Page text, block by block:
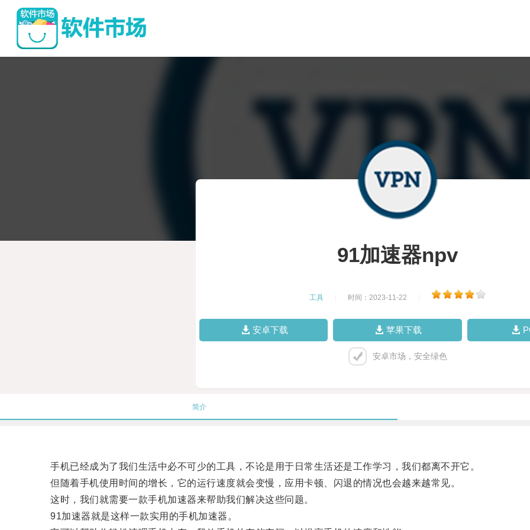
91加速器npv
工具 时间：2023-11-22
安卓下载 苹果下载
安卓市场，安全绿色
简介
手机已经成为了我们生活中必不可少的工具，不论是用于日常生活还是工作学习，我们都离不开它。
但随着手机使用时间的增长，它的运行速度就会变慢，应用卡顿、闪退的情况也会越来越常见。
这时，我们就需要一款手机加速器来帮助我们解决这些问题。
91加速器就是这样一款实用的手机加速器。